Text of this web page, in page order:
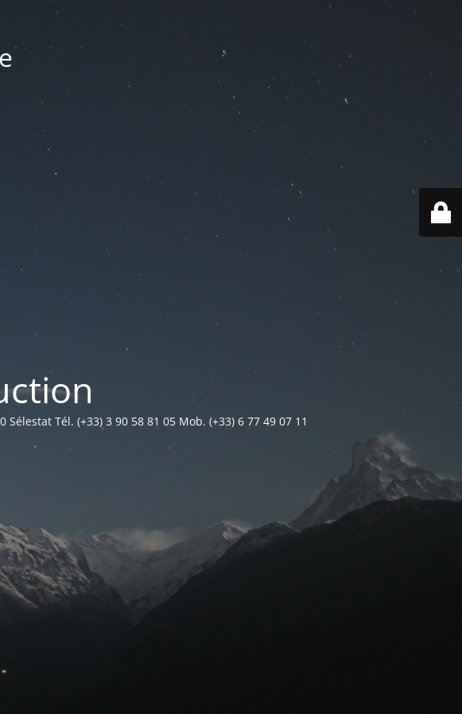
Tél. (+33) 3 90 58 81 05 Mob. (+33) 6 77 49 07 11